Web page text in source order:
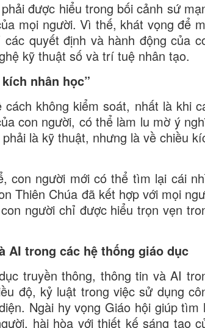
được hiểu trong bối cảnh sứ
mọi người. Vì thế, khát vọng để
quyết định và hành động của
kỹ thuật số và trí tuệ nhân tạo.
nhân học”
không kiểm soát, nhất là khi
con người, có thể làm lu mờ ý
là kỹ thuật, nhưng là về chiều
con người mới có thể tìm lại cái
Thiên Chúa đã kết hợp với mọi
người chỉ được hiểu trọn vẹn
AI trong các hệ thống giáo dục
truyền thông, thông tin và AI
độ, kỷ luật trong việc sử dụng
Ngài hy vọng Giáo hội giúp tìm
hài hòa với thiết kế sáng tạo